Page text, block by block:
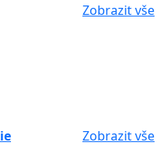
Zobrazit vše
Zobrazit vše